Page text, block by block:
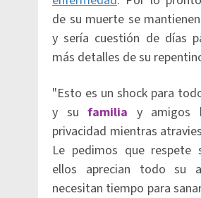
de su muerte se
y sería cuestión de días
más detalles de su
"Esto es un shock para
y su familia y amigos
privacidad mientras
Le pedimos que respete
ellos aprecian todo su
necesitan tiempo para